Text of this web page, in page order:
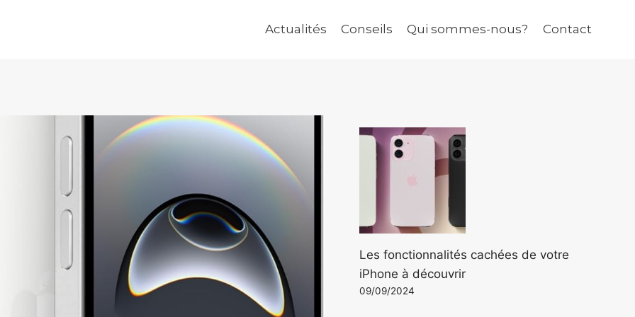
Actualités Conseils Qui sommes-nous? Contact
Les fonctionnalités cachées de votre
iPhone à découvrir
09/09/2024